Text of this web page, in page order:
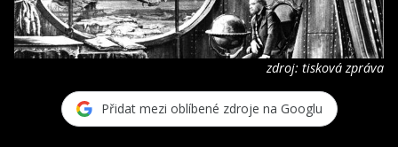
zdroj: tisková zpráva
Přidat mezi oblíbené zdroje na Googlu